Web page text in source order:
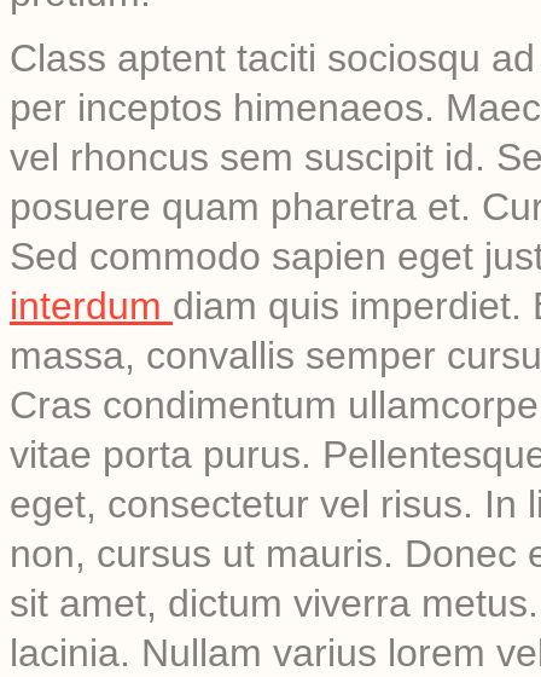
Class aptent taciti sociosqu
per inceptos himenaeos.
vel rhoncus sem suscipit id.
posuere quam pharetra et.
Sed commodo sapien eget
interdum diam quis imperdiet.
massa, convallis semper
Cras condimentum
vitae porta purus.
eget, consectetur vel risus. In
non, cursus ut mauris. Donec
sit amet, dictum viverra
lacinia. Nullam varius lorem